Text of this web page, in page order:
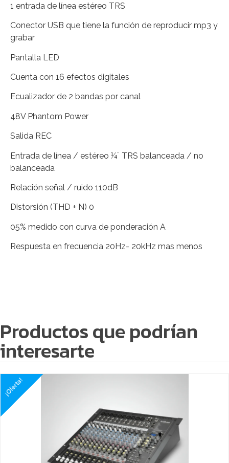
1 entrada de línea estéreo TRS
Conector USB que tiene la función de reproducir mp3 y
grabar
Pantalla LED
Cuenta con 16 efectos digitales
Ecualizador de 2 bandas por canal
48V Phantom Power
Salida REC
Entrada de línea / estéreo ¼¨ TRS balanceada / no
balanceada
Relación señal / ruido 110dB
Distorsión (THD + N) 0
05% medido con curva de ponderación A
Respuesta en frecuencia 20Hz- 20kHz mas menos
Productos que podrían
interesarte
¡Oferta!